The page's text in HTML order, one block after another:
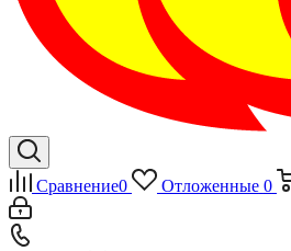
Сравнение0 Отложенные 0